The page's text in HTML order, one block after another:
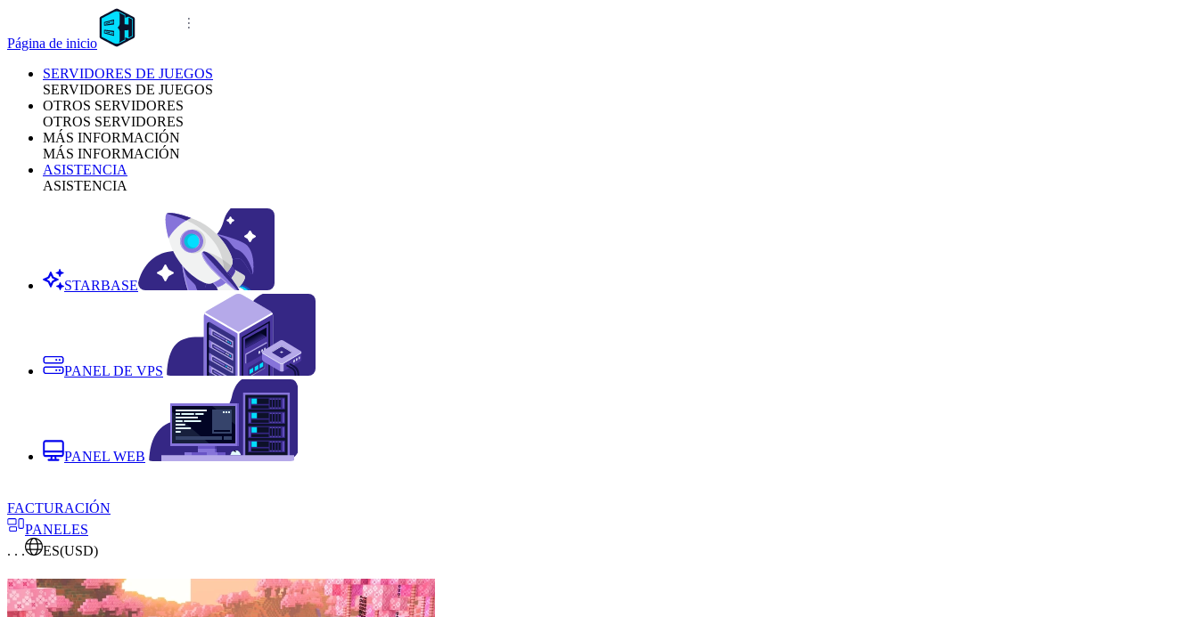
Página de inicio
SERVIDORES DE JUEGOS
SERVIDORES DE JUEGOS
OTROS SERVIDORES
OTROS SERVIDORES
MÁS INFORMACIÓN
MÁS INFORMACIÓN
ASISTENCIA
ASISTENCIA
STARBASE
PANEL DE VPS
PANEL WEB
FACTURACIÓN
PANELES
. . .
ES(USD)